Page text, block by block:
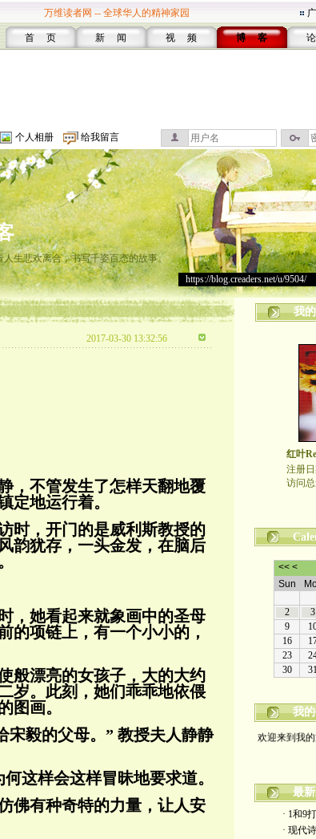
万维读者网 -- 全球华人的精神家园
首 页 新 闻 视 频 博 客
个人相册 给我留言
生悲欢离合，书写千姿百态的故事。
https://blog.creaders.net/u/9504/>
2017-03-30 13:32:56
，不管发生了怎样天翻地覆
定地运行着。
时，开门的是威利斯教授的
韵犹存，一头金发，在脑后
，她看起来就象画中的圣母
的项链上，有一个小小的，
般漂亮的女孩子，大的大约
岁。此刻，她们乖乖地依偎
图画。
宋毅的父母。” 教授夫人静静
这样会这样冒昧地要求道。
佛有种奇特的力量，让人安
我
红叶
注册日
访问总
我
最
· 1和9
· 现代